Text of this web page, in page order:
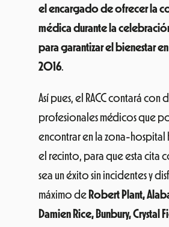
el encargado de ofrecer la
médica durante la
para garantizar el bienestar
2016.
Así pues, el RACC contará con
profesionales médicos que
encontrar en la zona-hospital
el recinto, para que esta cita
sea un éxito sin incidentes y
máximo de Robert Plant,
Damien Rice, Bunbury, Crystal